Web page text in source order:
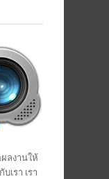
ลงานให้
เรา เรา